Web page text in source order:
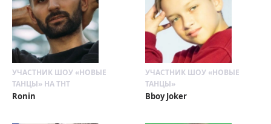
УЧАСТНИК ШОУ «НОВЫЕ
ТАНЦЫ» НА ТНТ
Ronin
УЧАСТНИК ШОУ «НОВЫЕ
ТАНЦЫ»
Bboy Joker